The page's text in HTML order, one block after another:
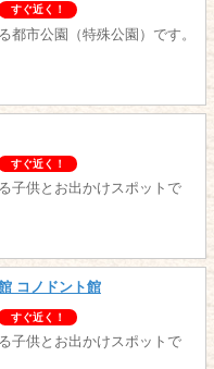
すぐ近く！
都市公園（特殊公園）です。
すぐ近く！
子供とお出かけスポットで
コノドント館
すぐ近く！
子供とお出かけスポットで